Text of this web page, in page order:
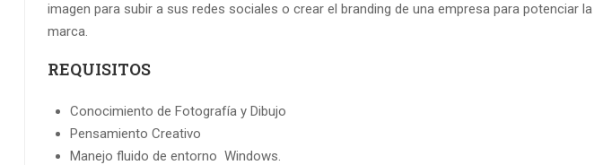
imagen para subir a sus redes sociales o crear el branding de una empresa para potenciar la
marca.
REQUISITOS
Conocimiento de Fotografía y Dibujo
Pensamiento Creativo
Manejo fluido de entorno Windows.